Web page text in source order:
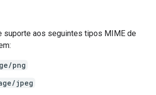
suporte aos seguintes tipos MIME de
png
jpeg